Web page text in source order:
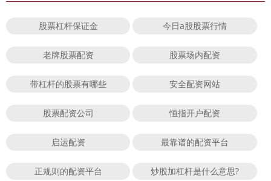
股票杠杆保证金 今日a股股票行情
老牌股票配资 股票场内配资
带杠杆的股票有哪些 安全配资网站
股票配资公司 恒指开户配资
启运配资 最靠谱的配资平台
正规则的配资平台 炒股加杠杆是什么意思?